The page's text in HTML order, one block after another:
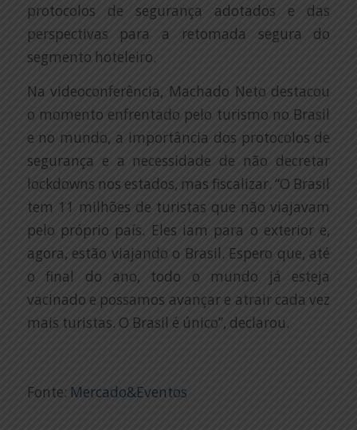
protocolos de segurança adotados e das
perspectivas para a retomada segura do
segmento hoteleiro.
Na videoconferência, Machado Neto destacou
o momento enfrentado pelo turismo no Brasil
e no mundo, a importância dos protocolos de
segurança e a necessidade de não decretar
lockdowns nos estados, mas fiscalizar. “O Brasil
tem 11 milhões de turistas que não viajavam
pelo próprio país. Eles iam para o exterior e,
agora, estão viajando o Brasil. Espero que, até
o final do ano, todo o mundo já esteja
vacinado e possamos avançar e atrair cada vez
mais turistas. O Brasil é único”, declarou.
Fonte: Mercado&Eventos